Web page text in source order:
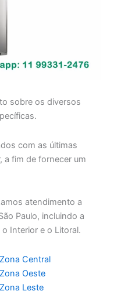
sobre os diversos
com as últimas
a fim de fornecer um
atendimento a
Paulo, incluindo a
Interior e o Litoral.
Central
Oeste
Leste